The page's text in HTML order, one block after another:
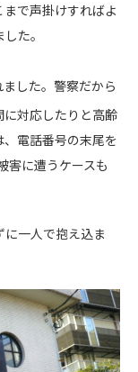
で声掛けすればよ
た。
した。警察だから
対応したりと高齢
電話番号の末尾を
害に遭うケースも
一人で抱え込ま